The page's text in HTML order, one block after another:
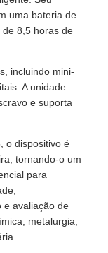
uma bateria de
8,5 horas de
incluindo mini-
A unidade
e suporta
o dispositivo é
tornando-o um
para
e avaliação de
metalurgia,